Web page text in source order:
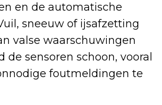
en de automatische
sneeuw of ijsafzetting
valse waarschuwingen
de sensoren schoon, vooral
foutmeldingen te